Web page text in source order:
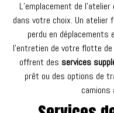
L’emplacement de
dans votre choix. Un atelier
perdu en
l’entretien de votre flotte
offrent des services
prêt ou des options de
camions